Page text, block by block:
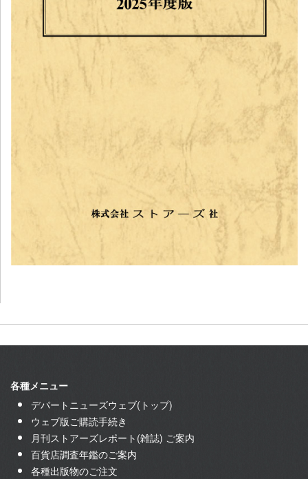
各種メニュー
デパートニューズウェブ(トップ)
ウェブ版ご購読手続き
月刊ストアーズレポート(雑誌) ご案内
百貨店調査年鑑のご案内
各種出版物のご注文